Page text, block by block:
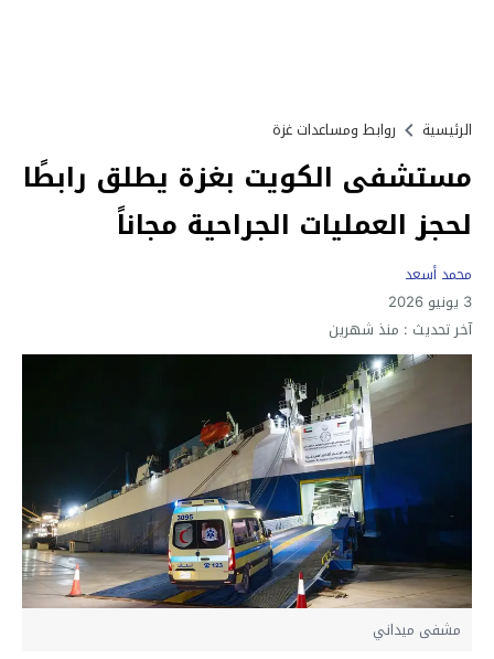
الرئيسية روابط ومساعدات غزة
مستشفى الكويت بغزة يطلق رابطًا
لحجز العمليات الجراحية مجاناً
محمد أسعد
3 يونيو 2026
آخر تحديث : منذ شهرين
مشفى ميداني